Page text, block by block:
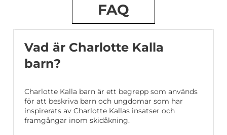
FAQ
Vad är Charlotte Kalla
barn?
Charlotte Kalla barn är ett begrepp som används
för att beskriva barn och ungdomar som har
inspirerats av Charlotte Kallas insatser och
framgångar inom skidåkning.